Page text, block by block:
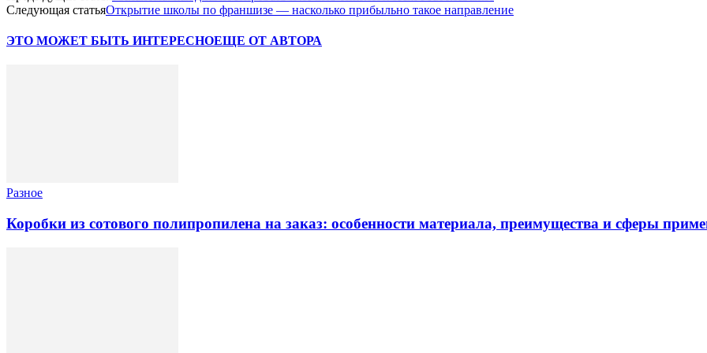
Следующая статьяОткрытие школы по франшизе — насколько прибыльно такое направление
ЭТО МОЖЕТ БЫТЬ ИНТЕРЕСНОЕЩЕ ОТ АВТОРА
Разное
Коробки из сотового полипропилена на заказ: особенности материала, преимущества и сферы